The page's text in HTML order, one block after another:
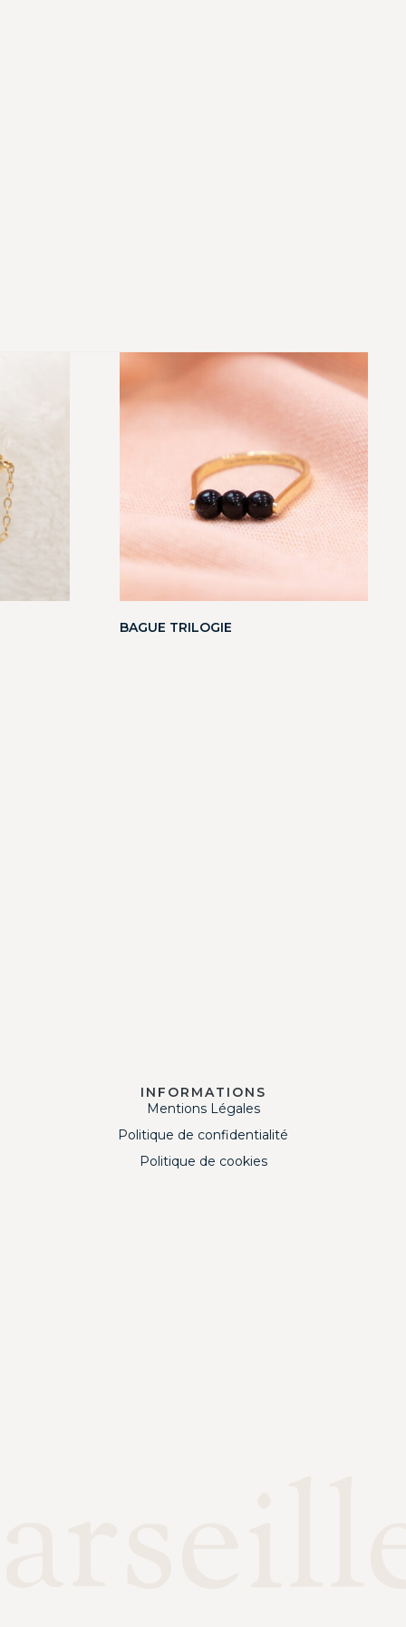
BAGUE TRILOGIE
INFORMATIONS
Mentions Légales
Politique de confidentialité
Politique de cookies